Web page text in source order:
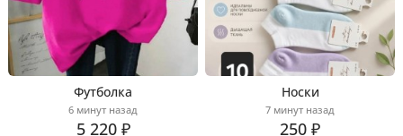
Футболка
6 минут назад
5 220 ₽
Носки
7 минут назад
250 ₽